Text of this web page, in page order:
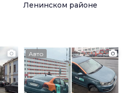
Ленинском районе
Авто